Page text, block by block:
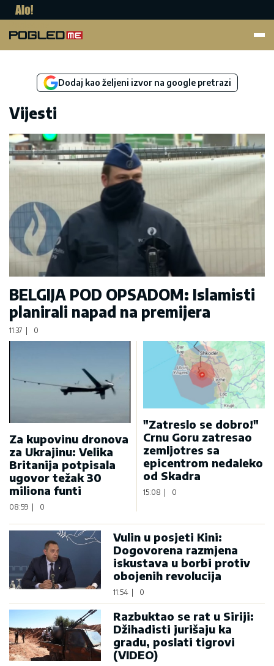
Dodaj kao željeni izvor na google pretrazi
Vijesti
BELGIJA POD OPSADOM: Islamisti
planirali napad na premijera
11:37 0
Za kupovinu dronova
za Ukrajinu: Velika
Britanija potpisala
ugovor težak 30
miliona funti
08:59 0
"Zatreslo se dobro!"
Crnu Goru zatresao
zemljotres sa
epicentrom nedaleko
od Skadra
15:08 | 0
Vulin u posjeti Kini:
Dogovorena razmjena
iskustava u borbi protiv
obojenih revolucija
11:54 0
Razbuktao se rat u Siriji:
Džihadisti jurišaju ka
gradu, poslati tigrovi
(VIDEO)